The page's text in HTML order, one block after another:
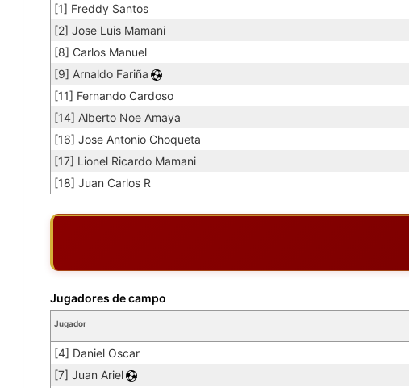
[1] Freddy Santos
[2] Jose Luis Mamani
[8] Carlos Manuel
[9] Arnaldo Fariña
[11] Fernando Cardoso
[14] Alberto Noe Amaya
[16] Jose Antonio Choqueta
[17] Lionel Ricardo Mamani
[18] Juan Carlos R
Jugador
[4] Daniel Oscar
[7] Juan Ariel
Jugadores de campo